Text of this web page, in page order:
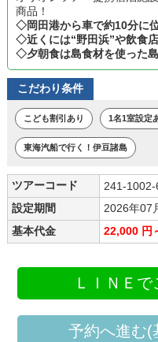
商品！
◇岡田港から車で約10分に
◇近くには“野田浜”や飲食店
◇夕朝食は島食材を使った
こだわり条件
こども割引あり 1名1室設定
東海汽船で行く！伊豆諸島
ツアーコード
241-1002-
設定期間
2026年07
基本代金
22,000 円
ＬＩＮＥ
予約へ進む(